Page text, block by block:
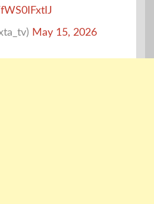
May 15, 2026